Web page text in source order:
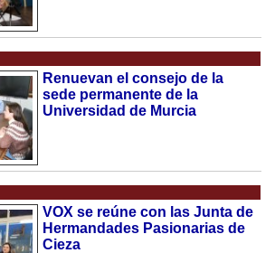
Renuevan el consejo de la
sede permanente de la
Universidad de Murcia
VOX se reúne con las Junta de
Hermandades Pasionarias de
Cieza